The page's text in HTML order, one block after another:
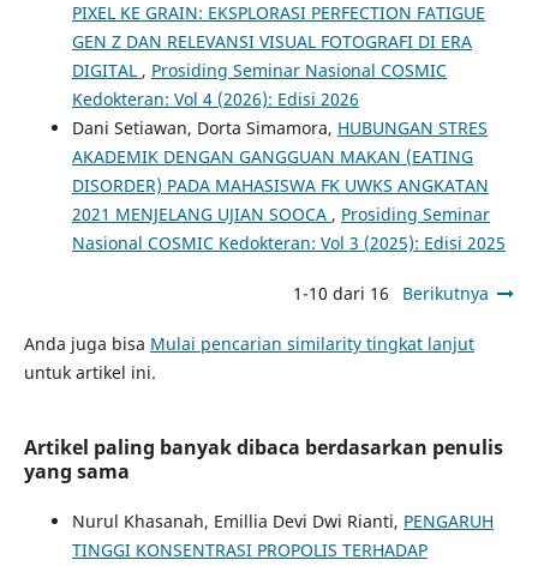
PIXEL KE GRAIN: EKSPLORASI PERFECTION FATIGUE
GEN Z DAN RELEVANSI VISUAL FOTOGRAFI DI ERA
DIGITAL , Prosiding Seminar Nasional COSMIC
Kedokteran: Vol 4 (2026): Edisi 2026
Dani Setiawan, Dorta Simamora, HUBUNGAN STRES
AKADEMIK DENGAN GANGGUAN MAKAN (EATING
DISORDER) PADA MAHASISWA FK UWKS ANGKATAN
2021 MENJELANG UJIAN SOOCA , Prosiding Seminar
Nasional COSMIC Kedokteran: Vol 3 (2025): Edisi 2025
1-10 dari 16 Berikutnya
Anda juga bisa Mulai pencarian similarity tingkat lanjut
untuk artikel ini.
Artikel paling banyak dibaca berdasarkan penulis
yang sama
Nurul Khasanah, Emillia Devi Dwi Rianti, PENGARUH
TINGGI KONSENTRASI PROPOLIS TERHADAP